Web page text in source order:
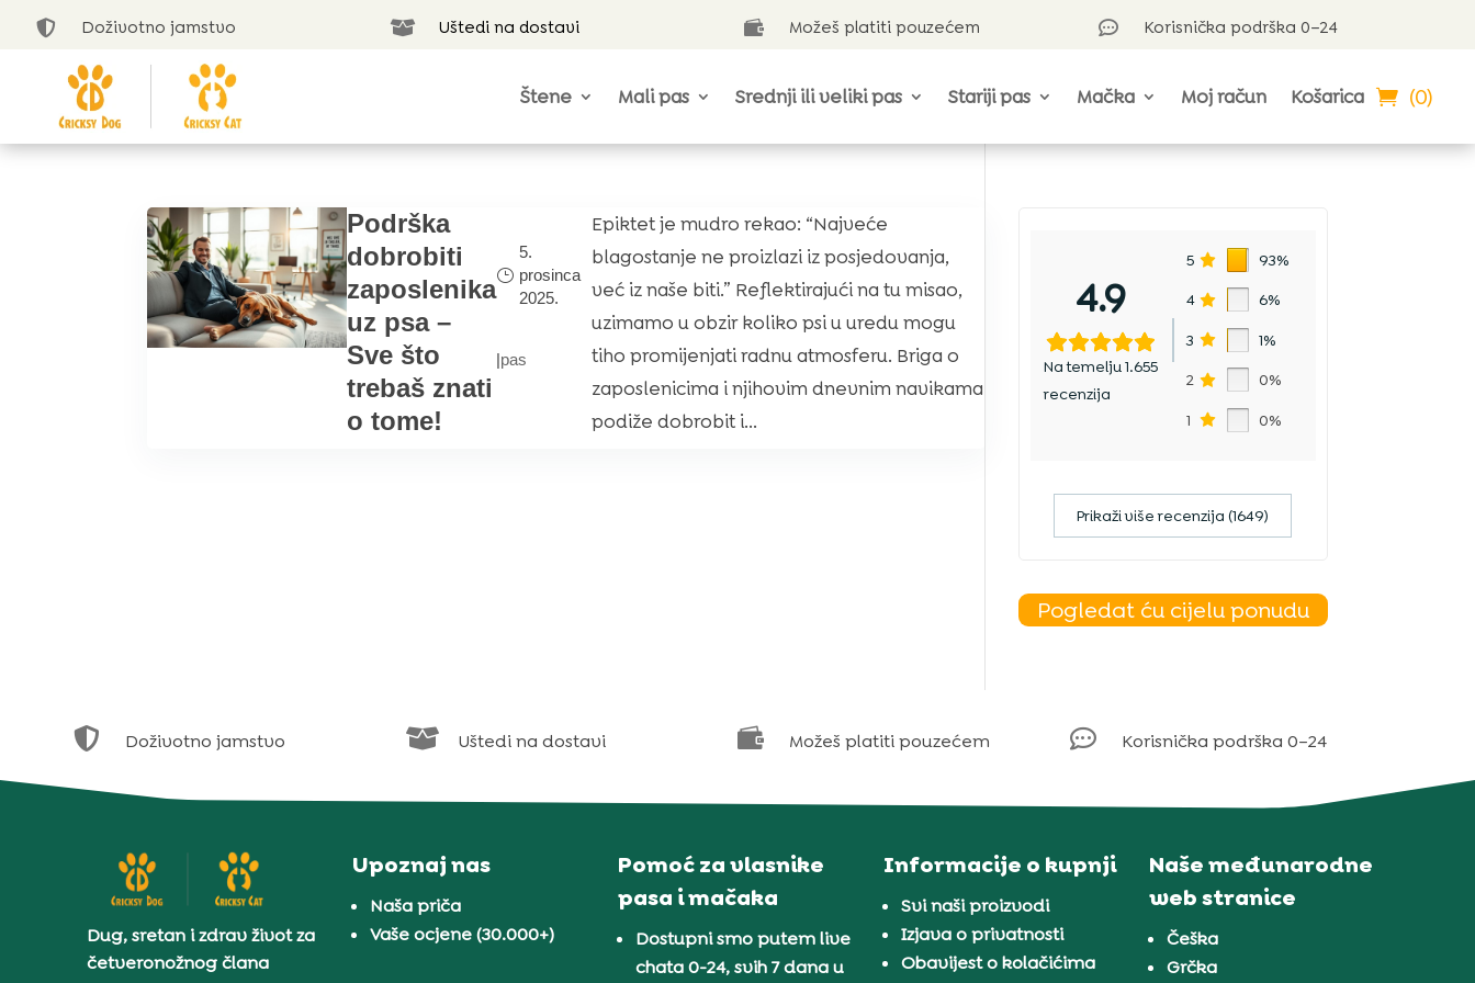
 Doživotno jamstvo  Uštedi na dostavi  Možeš platiti pouzećem  Korisnička podrška 0–24
Štene Mali pas Srednji ili veliki pas Stariji pas Mačka Moj račun Košarica (0)
Podrška
dobrobiti
zaposlenika
uz psa –
Sve što
trebaš znati
o tome!
5.
prosinca
2025.
|pas
Epiktet je mudro rekao: “Najveće
blagostanje ne proizlazi iz posjedovanja,
već iz naše biti.” Reflektirajući na tu misao,
uzimamo u obzir koliko psi u uredu mogu
tiho promijenjati radnu atmosferu. Briga o
zaposlenicima i njihovim dnevnim navikama
podiže dobrobit i...
4.9
Na temelju 1.655
recenzija
5 93%
4 6%
3 1%
2 0%
1 0%
Prikaži više recenzija (1649)
Pogledat ću cijelu ponudu
 Doživotno jamstvo  Uštedi na dostavi  Možeš platiti pouzećem  Korisnička podrška 0–24
Dug, sretan i zdrav život za
četveronožnog člana
Upoznaj nas
Naša priča
Vaše ocjene (30.000+)
Pomoć za vlasnike
pasa i mačaka
Dostupni smo putem live
chata 0-24, svih 7 dana u
Informacije o kupnji
Svi naši proizvodi
Izjava o privatnosti
Obavijest o kolačićima
Naše međunarodne
web stranice
Češka
Grčka